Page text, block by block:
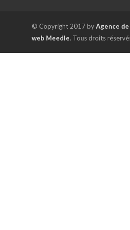
© Copyright 2017 byAgence
web Meedle. Tous droits